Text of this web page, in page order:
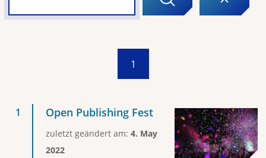
1
Open Publishing Fest
zuletzt geändert am: 4. May
2022